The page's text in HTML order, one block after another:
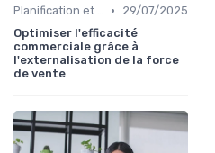
Planification et stratégie de vente •
29/07/2025
Optimiser l'efficacité
commerciale grâce à
l'externalisation de la force
de vente